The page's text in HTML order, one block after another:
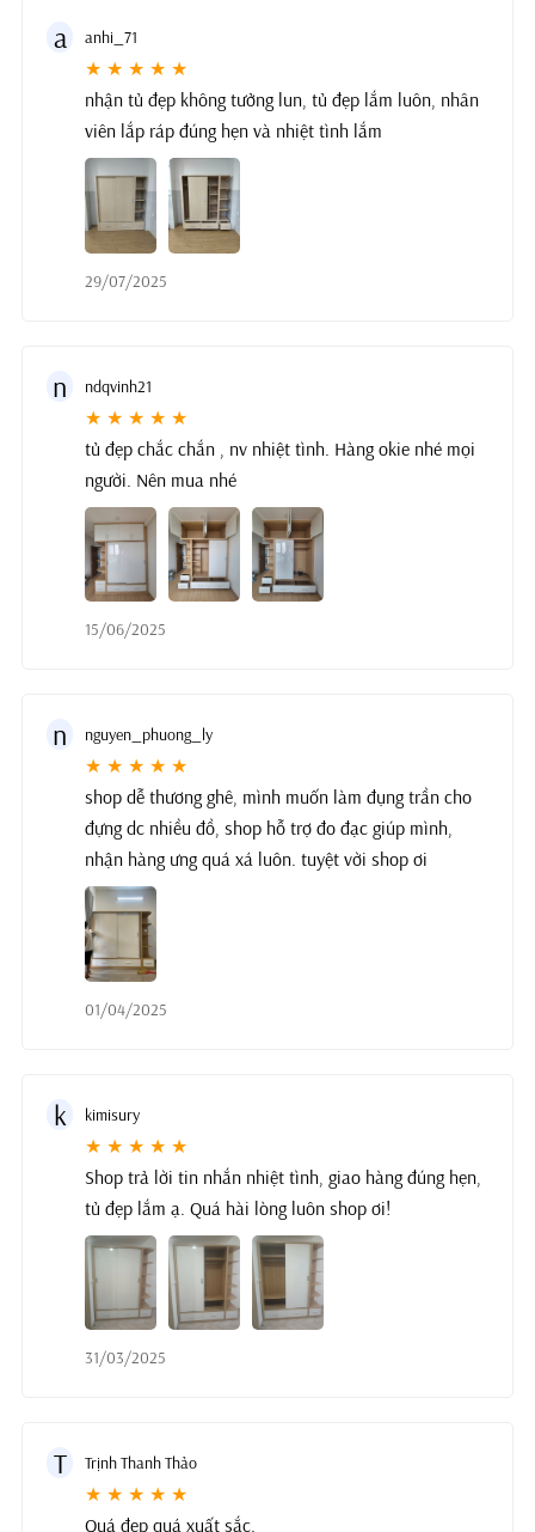
a anhi_71
★ ★ ★ ★ ★
nhận tủ đẹp không tưởng lun, tủ đẹp lắm luôn, nhân
viên lắp ráp đúng hẹn và nhiệt tình lắm
29/07/2025
n ndqvinh21
★ ★ ★ ★ ★
tủ đẹp chắc chắn , nv nhiệt tình. Hàng okie nhé mọi
người. Nên mua nhé
15/06/2025
n nguyen_phuong_ly
★ ★ ★ ★ ★
shop dễ thương ghê, mình muốn làm đụng trần cho
đựng dc nhiều đồ, shop hỗ trợ đo đạc giúp mình,
nhận hàng ưng quá xá luôn. tuyệt vời shop ơi
01/04/2025
k kimisury
★ ★ ★ ★ ★
Shop trả lời tin nhắn nhiệt tình, giao hàng đúng hẹn,
tủ đẹp lắm ạ. Quá hài lòng luôn shop ơi!
31/03/2025
T Trịnh Thanh Thảo
★ ★ ★ ★ ★
Quá đẹp quá xuất sắc.